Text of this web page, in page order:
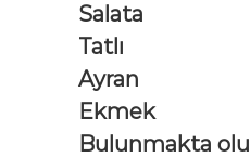
Salata
Tatlı
Ayran
Ekmek
Bulunmakta